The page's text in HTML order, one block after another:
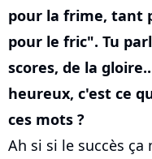
pour la frime, tant
pour le fric". Tu
scores, de la
heureux, c'est ce
ces mots ?
Ah si si le succès